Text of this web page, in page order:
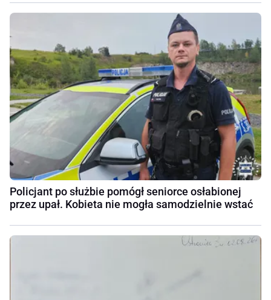
Policjant po służbie pomógł seniorce osłabionej
przez upał. Kobieta nie mogła samodzielnie wstać